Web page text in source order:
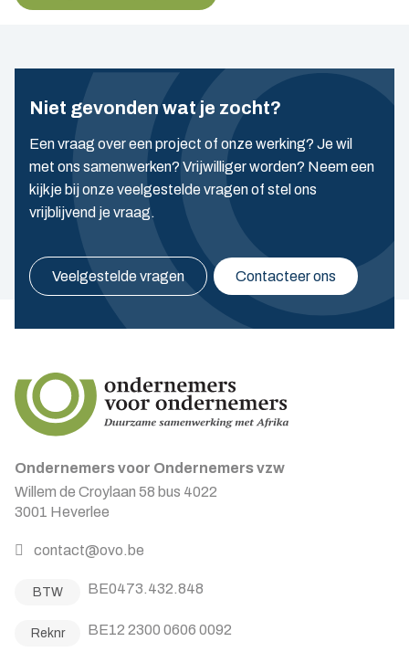
Niet gevonden wat je zocht?
Een vraag over een project of onze werking? Je wil
met ons samenwerken? Vrijwilliger worden? Neem een
kijkje bij onze veelgestelde vragen of stel ons
vrijblijvend je vraag.
Veelgestelde vragen Contacteer ons
Ondernemers voor Ondernemers vzw
Willem de Croylaan 58 bus 4022
3001 Heverlee
contact@ovo.be
BTW BE0473.432.848
Reknr BE12 2300 0606 0092